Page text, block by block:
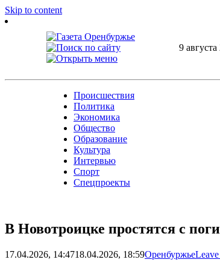
Skip to content
9 августа
Происшествия
Политика
Экономика
Общество
Образование
Культура
Интервью
Спорт
Спецпроекты
В Новотроицке простятся с
17.04.2026, 14:4718.04.2026, 18:59Оренбуржье